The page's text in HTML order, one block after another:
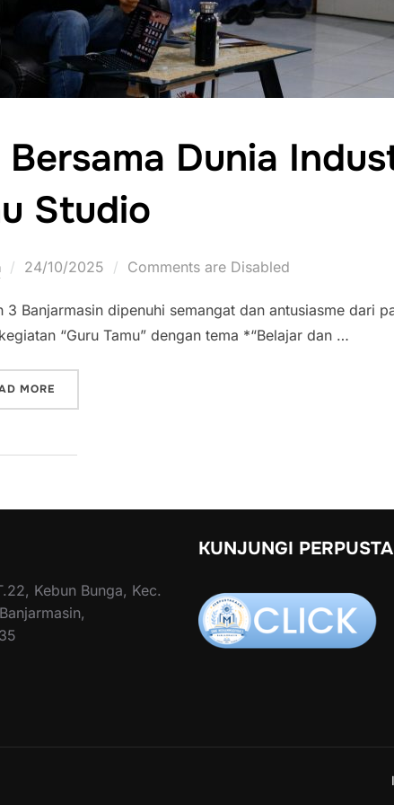
Dunia
Studio
Posted
24/10/2025 Comments are Disabled
Banjarmasin dipenuhi semangat dan antusiasme dari
“Guru Tamu” dengan tema *“Belajar dan …
MORE
Kebun Bunga, Kec.
KUNJUNGI